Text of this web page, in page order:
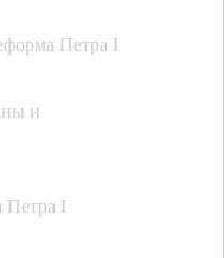
Петра I
и
Петра I